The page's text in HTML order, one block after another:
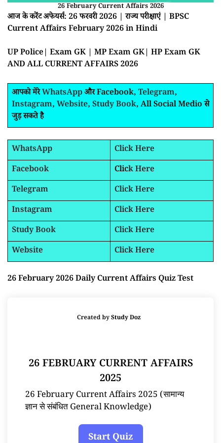
26 February Current Affairs 2026
आज के करेंट अफेयर्स: 26 फरवरी 2026 | राज्य परीक्षाएं | BPSC
Current Affairs February 2026 in Hindi
UP Police| Exam GK | MP Exam GK| HP Exam GK
AND ALL CURRENT AFFAIRS 2026
आपको मेरेWhatsAppऔर Facebook, Telegram,
Instagram, Website, Study Book, All Social Medio से
जुड़ सकते है
WhatsApp
Click Here
Facebook
Click Here
Telegram
Click Here
Instagram
Click Here
Study Book
Click Here
Website
Click Here
26 February 2026 Daily Current Affairs Quiz Test
Created byStudy Doz
26 FEBRUARY CURRENT AFFAIRS
2025
26 February Current Affairs 2025 (सामान्य
ज्ञान से संबंधित General Knowledge)